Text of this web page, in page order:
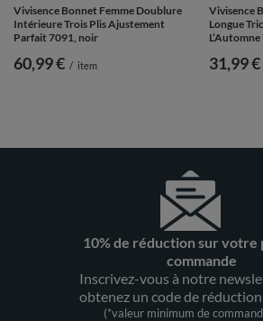
Vivisence Bonnet Femme Doublure
Intérieure Trois Plis Ajustement
Parfait 7091, noir
60,99 € / item
Vivisence
Longue
31,99 €
10% de réduction sur votre
commande
Inscrivez-vous à notre
obtenez un code de réduction
(*valeur minimum de